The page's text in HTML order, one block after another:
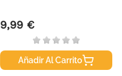
Precio
9,99 €
Añadir Al Carrito